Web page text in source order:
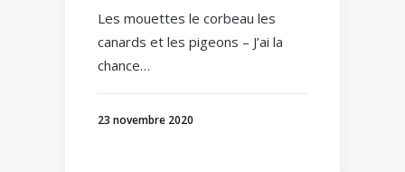
Les mouettes le corbeau les
canards et les pigeons – J’ai la
chance…
23 novembre 2020